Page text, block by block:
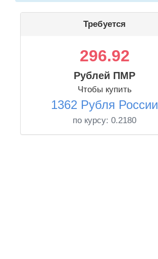
Требуется
296.92
Рублей ПМР
Чтобы купить
1362 Рубля России
по курсу: 0.2180